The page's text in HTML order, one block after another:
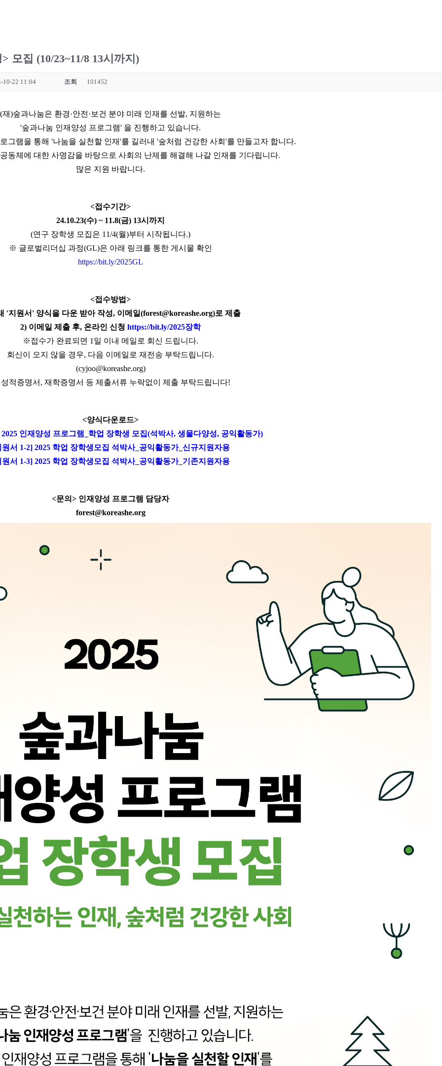
모집 (10/23~11/8 13시까지)
10-22 11:04 조회 101452
(재)숲과나눔은 환경·안전·보건 분야 미래 인재를 선발, 지원하는
'숲과나눔 인재양성 프로그램' 을 진행하고 있습니다.
그램을 통해 '나눔을 실천할 인재'를 길러내 '숲처럼 건강한 사회'를 만들고자 합니다.
동체에 대한 사명감을 바탕으로 사회의 난제를 해결해 나갈 인재를 기다립니다.
많은 지원 바랍니다.
<접수기간>
24.10.23(수) ~ 11.8(금) 13시까지
(연구 장학생 모집은 11/4(월)부터 시작됩니다.)
※ 글로벌리더십 과정(GL)은 아래 링크를 통한 게시물 확인
https://bit.ly/2025GL
<접수방법>
'지원서' 양식을 다운 받아 작성, 이메일(forest@koreashe.org)로 제출
2) 이메일 제출 후, 온라인 신청 https://bit.ly/2025장학
※접수가 완료되면 1일 이내 메일로 회신 드립니다.
회신이 오지 않을 경우, 다음 이메일로 재전송 부탁드립니다.
(cyjoo@koreashe.org)
적증명서, 재학증명서 등 제출서류 누락없이 제출 부탁드립니다!
<양식다운로드>
인재양성 프로그램_학업 장학생 모집(석박사, 생물다양성, 공익활동가)
서 1-2] 2025 학업 장학생모집 석박사_공익활동가_신규지원자용
서 1-3] 2025 학업 장학생모집 석박사_공익활동가_기존지원자용
<문의> 인재양성 프로그램 담당자
forest@koreashe.org